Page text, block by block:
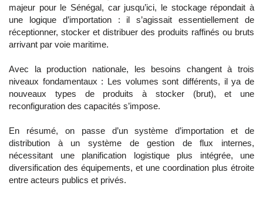
majeur pour le Sénégal, car jusqu’ici, le stockage répondait à
une logique d’importation : il s’agissait essentiellement de
réceptionner, stocker et distribuer des produits raffinés ou bruts
arrivant par voie maritime.
Avec la production nationale, les besoins changent à trois
niveaux fondamentaux : Les volumes sont différents, il ya de
nouveaux types de produits à stocker (brut), et une
reconfiguration des capacités s’impose.
En résumé, on passe d’un système d’importation et de
distribution à un système de gestion de flux internes,
nécessitant une planification logistique plus intégrée, une
diversification des équipements, et une coordination plus étroite
entre acteurs publics et privés.